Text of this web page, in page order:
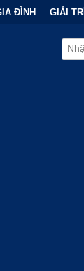
ĐÌNH GIẢI TRÍ